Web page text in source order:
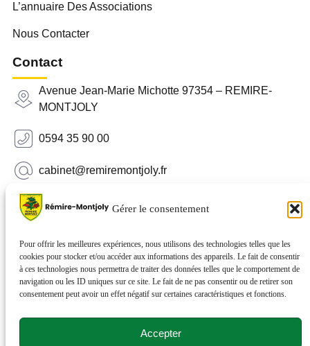
Gérer le consentement
Pour offrir les meilleures expériences, nous utilisons des technologies telles que les
cookies pour stocker et/ou accéder aux informations des appareils. Le fait de consentir
à ces technologies nous permettra de traiter des données telles que le comportement de
navigation ou les ID uniques sur ce site. Le fait de ne pas consentir ou de retirer son
consentement peut avoir un effet négatif sur certaines caractéristiques et fonctions.
Accepter
L’annuaire Des Associations
Nous Contacter
Contact
Avenue Jean-Marie Michotte 97354 – REMIRE-
MONTJOLY
0594 35 90 00
cabinet@remiremontjoly.fr
Newsletter
nouvelles de votre commune.